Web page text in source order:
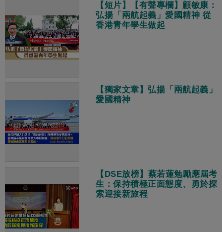
【短片】【有聲專欄】顧敏康：
弘揚「兩航起義」愛國精神 從
香港青年學生做起
【獨家文章】弘揚「兩航起義」
愛國精神
【DSE放榜】蔡若蓮勉勵應屆考
生：保持積極正面態度、勇於探
索迎接新旅程